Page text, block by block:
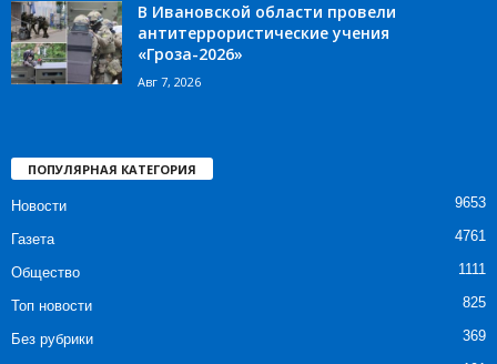
В Ивановской области провели
антитеррористические учения
«Гроза-2026»
Авг 7, 2026
ПОПУЛЯРНАЯ КАТЕГОРИЯ
Новости 9653
Газета 4761
Общество 1111
Топ новости 825
Без рубрики
369